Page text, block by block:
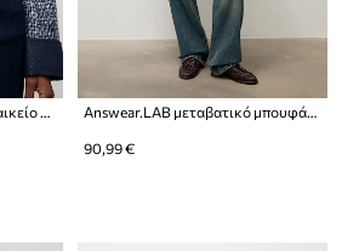
Answear.LAB μπουφάν γυναικείο με βαμβάκι Answear.LAB μεταβατικό μπουφάν γυναικείο από συνθετικό δέρμα
90,99 €